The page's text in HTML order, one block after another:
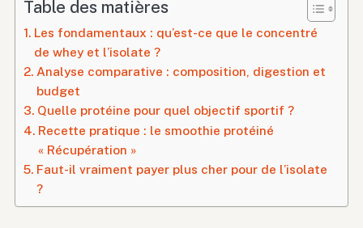
Table des matières
Les fondamentaux : qu’est-ce que le concentré
de whey et l’isolate ?
Analyse comparative : composition, digestion et
budget
Quelle protéine pour quel objectif sportif ?
Recette pratique : le smoothie protéiné
« Récupération »
Faut-il vraiment payer plus cher pour de l’isolate
?